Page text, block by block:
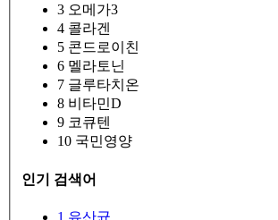
3 오메가3
4 콜라겐
5 콘드로이친
6 멜라토닌
7 글루타치온
8 비타민D
9 코큐텐
10 국민영양
인기 검색어
1 유산균